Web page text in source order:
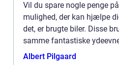
Vil du spare nogle penge
mulighed, der kan hjælpe
det, er brugte biler. Disse
samme fantastiske
nye biler, men t...
Albert Pilgaard